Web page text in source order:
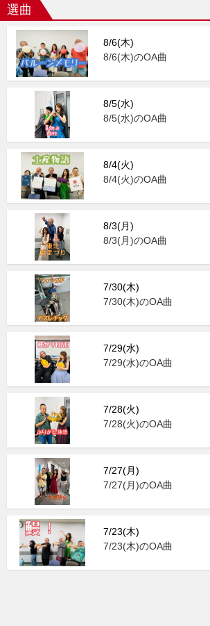
選曲
8/6(木)
8/6(木)のOA曲
8/5(水)
8/5(水)のOA曲
8/4(火)
8/4(火)のOA曲
8/3(月)
8/3(月)のOA曲
7/30(木)
7/30(木)のOA曲
7/29(水)
7/29(水)のOA曲
7/28(火)
7/28(火)のOA曲
7/27(月)
7/27(月)のOA曲
7/23(木)
7/23(木)のOA曲